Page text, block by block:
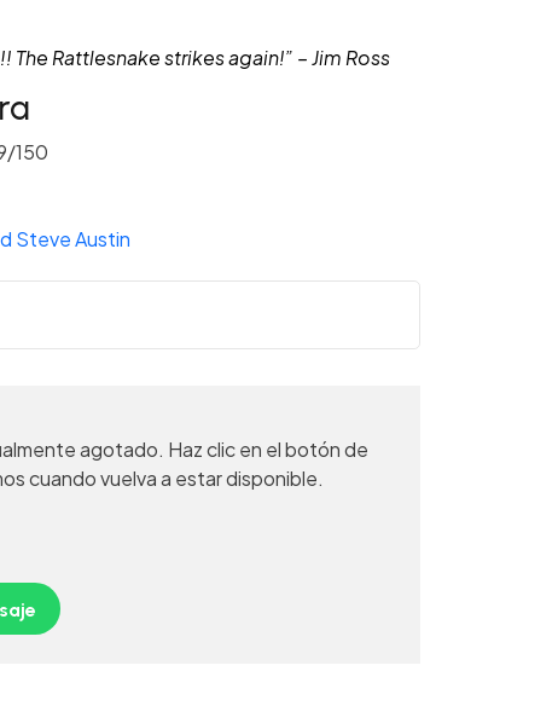
The Rattlesnake strikes again!” – Jim Ross
150
Steve Austin
agotado. Haz clic en el botón de
cuando vuelva a estar disponible.